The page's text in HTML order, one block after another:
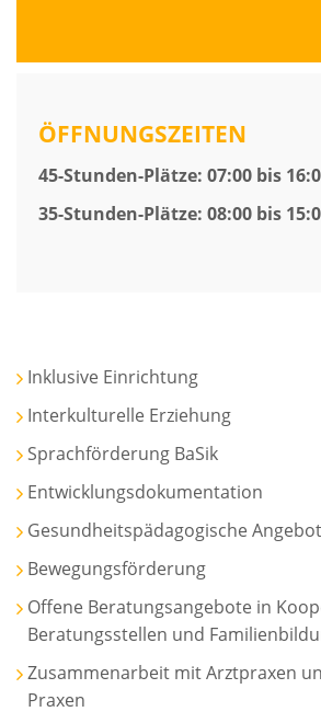
ÖFFNUNGSZEITEN
45-Stunden-Plätze: 07:00 bis
35-Stunden-Plätze: 08:00 bis
Inklusive Einrichtung
Interkulturelle Erziehung
Sprachförderung BaSik
Entwicklungsdokumentation
Gesundheitspädagogische
Bewegungsförderung
Offene Beratungsangebote in
Beratungsstellen und
Zusammenarbeit mit Arztpraxen
Praxen